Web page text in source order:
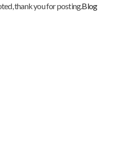
thank you for posting.Blog